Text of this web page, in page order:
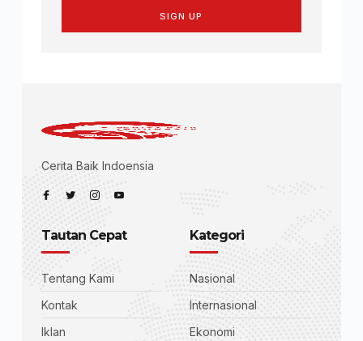
SIGN UP
Cerita Baik Indoensia
Tautan Cepat
Tentang Kami
Kontak
Iklan
Kategori
Nasional
Internasional
Ekonomi